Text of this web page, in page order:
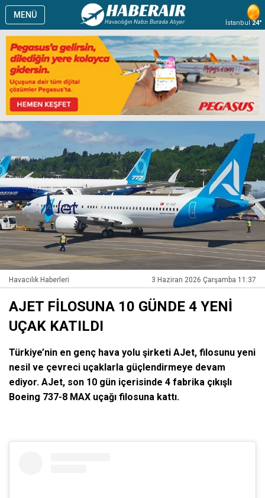
MENÜ
İstanbul24°
Havacılık Haberleri 3 Haziran 2026 Çarşamba 11:37
AJET FİLOSUNA 10 GÜNDE 4 YENİ
UÇAK KATILDI
Türkiye’nin en genç hava yolu şirketi AJet, filosunu yeni
nesil ve çevreci uçaklarla güçlendirmeye devam
ediyor. AJet, son 10 gün içerisinde 4 fabrika çıkışlı
Boeing 737-8 MAX uçağı filosuna kattı.